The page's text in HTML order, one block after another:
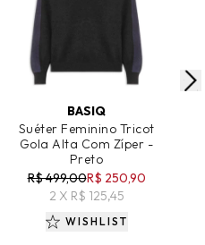
ADICIONAR AO CARRINHO
BASIQ
Suéter Feminino Tricot
Gola Alta Com Zíper -
Preto
R$ 499,00R$ 250,90
2 X R$ 125,45
WISHLIST